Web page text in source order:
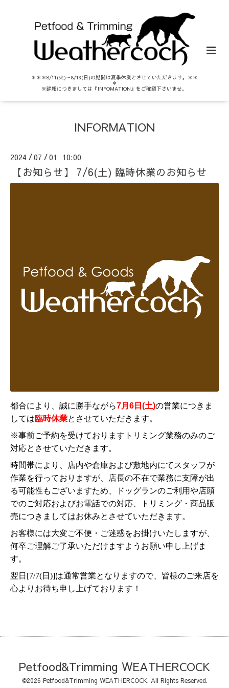
＊＊＊8/11(火)～8/16(日)の期間は夏季休業とさせていただきます。＊＊
＊
※詳細につきましては『INFOMATION』をご確認下さいませ。
INFORMATION
2024 /07 /01 10:00
【お知らせ】 7/6(土) 臨時休業のお知らせ
都合により、誠に勝手ながら7月6日(土)の営業につきま
しては臨時休業とさせていただきます。
※事前ご予約を受けておりますトリミング業務のみのご
対応とさせていただきます。
時間帯により、店内や倉庫および敷地内にてスタッフが
作業を行っておりますが、店長の不在で業務に支障が出
る可能性もございますため、ドッグランのご利用や店頭
でのご対応およびお電話での対応、トリミング・商品販
売につきましてはお休みとさせていただきます。
お客様には大変ご不便・ご迷惑をお掛けいたしますが、
何卒ご理解ご了承いただけますようお願い申し上げま
す。
翌日[7/7(日)]は通常営業となりますので、皆様のご来店を
心よりお待ち申し上げております！
Petfood&Trimming WEATHERCOCK
©2026 Petfood&Trimming WEATHERCOCK. All Rights Reserved.